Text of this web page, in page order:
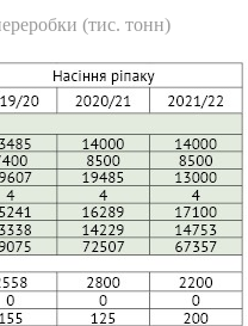
(тис. тонн)